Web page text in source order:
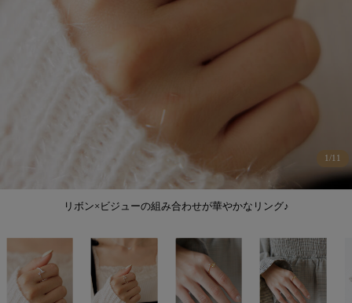
リボン×ビジューの組み合わせが華やかなリング♪
1/11